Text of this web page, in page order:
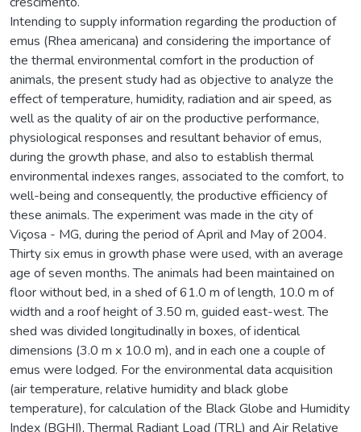
Intending to supply information regarding the production of
emus (Rhea americana) and considering the importance of
the thermal environmental comfort in the production of
animals, the present study had as objective to analyze the
effect of temperature, humidity, radiation and air speed, as
well as the quality of air on the productive performance,
physiological responses and resultant behavior of emus,
during the growth phase, and also to establish thermal
environmental indexes ranges, associated to the comfort, to
well-being and consequently, the productive efficiency of
these animals. The experiment was made in the city of
Viçosa - MG, during the period of April and May of 2004.
Thirty six emus in growth phase were used, with an average
age of seven months. The animals had been maintained on
floor without bed, in a shed of 61.0 m of length, 10.0 m of
width and a roof height of 3.50 m, guided east-west. The
shed was divided longitudinally in boxes, of identical
dimensions (3.0 m x 10.0 m), and in each one a couple of
emus were lodged. For the environmental data acquisition
(air temperature, relative humidity and black globe
temperature), for calculation of the Black Globe and Humidity
Index (BGHI), Thermal Radiant Load (TRL) and Air Relative